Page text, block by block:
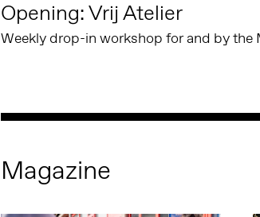
Opening: Vrij Atelier
Weekly drop-in workshop for and by the
Magazine